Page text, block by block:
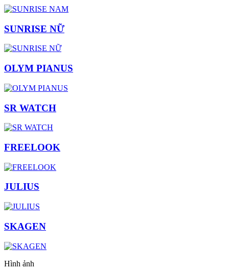
SUNRISE NỮ
OLYM PIANUS
SR WATCH
FREELOOK
JULIUS
SKAGEN
Hình ảnh